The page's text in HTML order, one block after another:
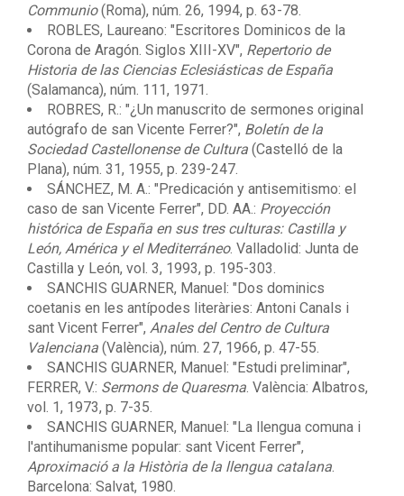
Communio(Roma), núm. 26, 1994, p. 63-78.
ROBLES, Laureano: "Escritores Dominicos de la
Corona de Aragón. Siglos XIII-XV", Repertorio de
Historia de las Ciencias Eclesiásticas de España
(Salamanca), núm. 111, 1971.
ROBRES, R.: "¿Un manuscrito de sermones original
autógrafo de san Vicente Ferrer?", Boletín de la
Sociedad Castellonense de Cultura (Castelló de la
Plana), núm. 31, 1955, p. 239-247.
SÁNCHEZ, M. A.: "Predicación y antisemitismo: el
caso de san Vicente Ferrer", DD. AA.: Proyección
histórica de España en sus tres culturas: Castilla y
León, América y el Mediterráneo. Valladolid: Junta de
Castilla y León, vol. 3, 1993, p. 195-303.
SANCHIS GUARNER, Manuel: "Dos dominics
coetanis en les antípodes literàries: Antoni Canals i
sant Vicent Ferrer", Anales del Centro de Cultura
Valenciana (València), núm. 27, 1966, p. 47-55.
SANCHIS GUARNER, Manuel: "Estudi preliminar",
FERRER, V.: Sermons de Quaresma . València: Albatros,
vol. 1, 1973, p. 7-35.
SANCHIS GUARNER, Manuel: "La llengua comuna i
l'antihumanisme popular: sant Vicent Ferrer",
Aproximació a la Història de la llengua catalana
Barcelona: Salvat, 1980.